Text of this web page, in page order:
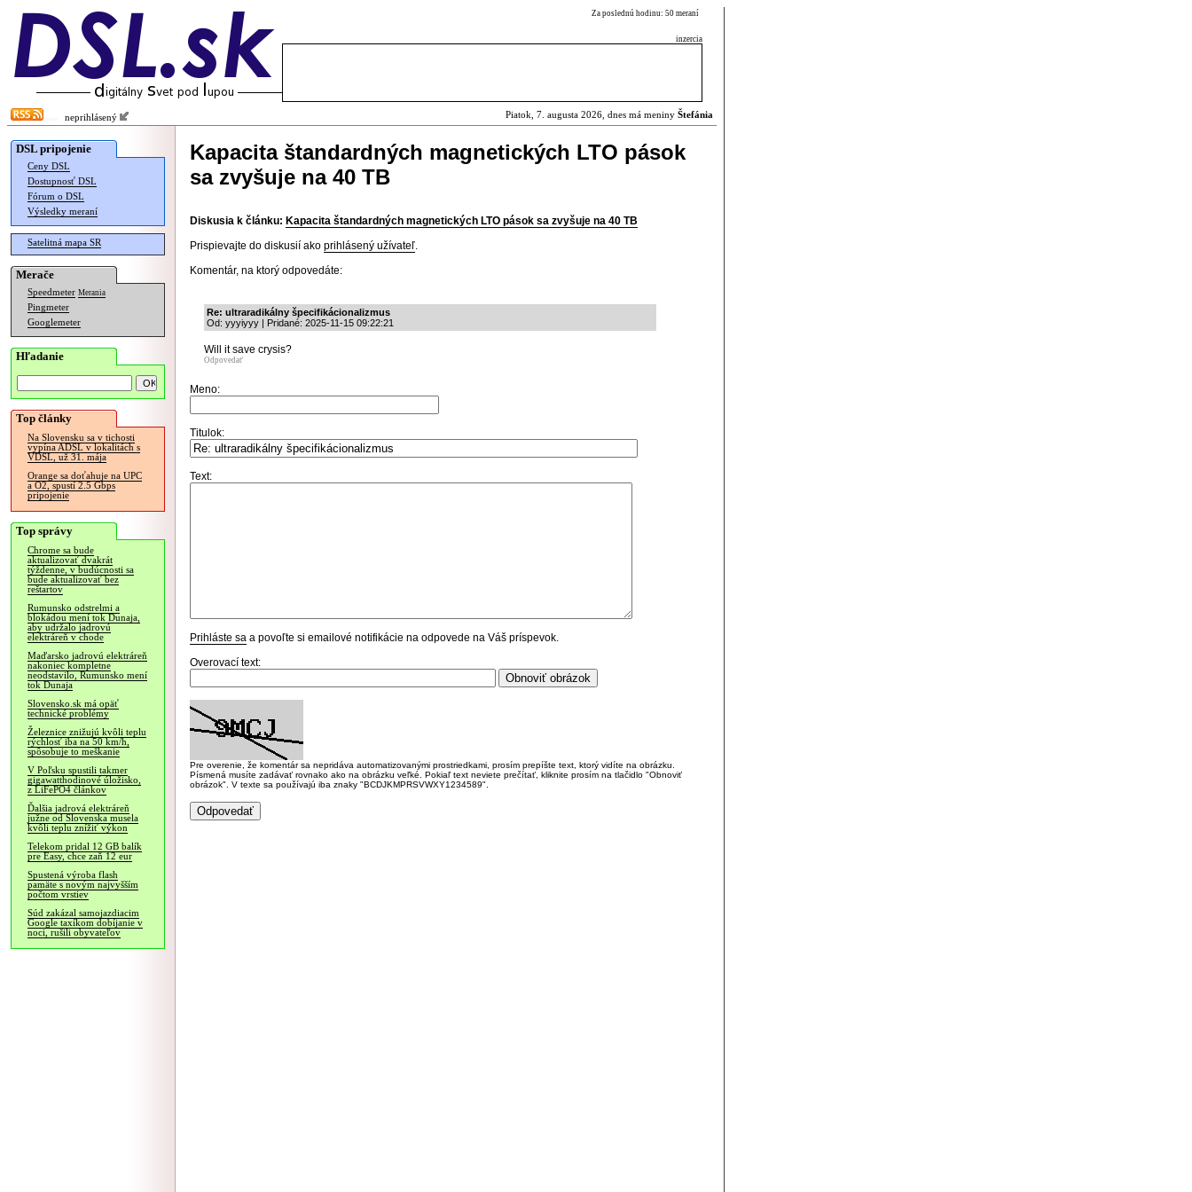
Za poslednú hodinu: 50 meraní
inzercia
neprihlásený Piatok, 7. augusta 2026, dnes má meniny Štefánia
DSL pripojenie
Ceny DSL
Dostupnosť DSL
Fórum o DSL
Výsledky meraní
Satelitná mapa SR
Merače
Speedmeter Merania
Pingmeter
Googlemeter
Hľadanie
Top články
Na Slovensku sa v tichosti
vypína ADSL v lokalitách s
VDSL, už 31. mája
Orange sa doťahuje na UPC
a O2, spustí 2.5 Gbps
pripojenie
Top správy
Chrome sa bude
aktualizovať dvakrát
týždenne, v budúcnosti sa
bude aktualizovať bez
reštartov
Rumunsko odstrelmi a
blokádou mení tok Dunaja,
aby udržalo jadrovú
elektráreň v chode
Maďarsko jadrovú elektráreň
nakoniec kompletne
neodstavilo, Rumunsko mení
tok Dunaja
Slovensko.sk má opäť
technické problémy
Železnice znižujú kvôli teplu
rýchlosť iba na 50 km/h,
spôsobuje to meškanie
V Poľsku spustili takmer
gigawatthodinové úložisko,
z LiFePO4 článkov
Ďalšia jadrová elektráreň
južne od Slovenska musela
kvôli teplu znížiť výkon
Telekom pridal 12 GB balík
pre Easy, chce zaň 12 eur
Spustená výroba flash
pamäte s novým najvyšším
počtom vrstiev
Súd zakázal samojazdiacim
Google taxíkom dobíjanie v
noci, rušili obyvateľov
Kapacita štandardných magnetických LTO pások
sa zvyšuje na 40 TB
Diskusia k článku: Kapacita štandardných magnetických LTO pások sa zvyšuje na 40 TB
Prispievajte do diskusií ako prihlásený užívateľ.
Komentár, na ktorý odpovedáte:
Re: ultraradikálny špecifikácionalizmus
Od: yyyiyyy | Pridané: 2025-11-15 09:22:21
Will it save crysis?
Odpovedať
Meno:
Titulok:
Text:
Prihláste sa a povoľte si emailové notifikácie na odpovede na Váš príspevok.
Overovací text:
Pre overenie, že komentár sa nepridáva automatizovanými prostriedkami, prosím prepíšte text, ktorý vidíte na obrázku.
Písmená musíte zadávať rovnako ako na obrázku veľké. Pokiaľ text neviete prečítať, kliknite prosím na tlačidlo "Obnoviť
obrázok". V texte sa používajú iba znaky "BCDJKMPRSVWXY1234589".